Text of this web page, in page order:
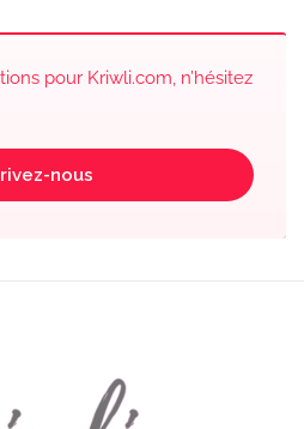
pour Kriwli.com, n’hésitez
nous